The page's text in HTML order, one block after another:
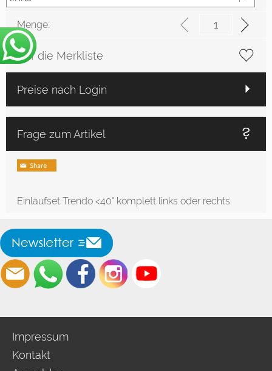
Menge:
Auf die Merkliste
Preise nach Login
Frage zum Artikel
Einlaufset Trendo <40° komplett links oder rechts
Impressum
Kontakt